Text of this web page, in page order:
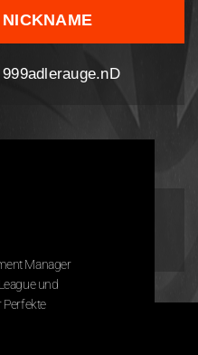
NICKNAME
999adlerauge.nD
Manager
und
Perfekte